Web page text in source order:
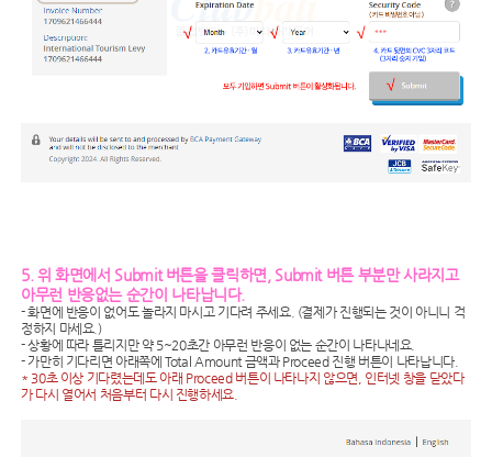
5. 위 화면에서 Submit 버튼을 클릭하면, Submit 버튼 부분만 사라지고
아무런 반응없는 순간이 나타납니다.
- 화면에 반응이 없어도 놀라지 마시고 기다려 주세요. (결제가 진행되는 것이 아니니 걱
정하지 마세요.)
- 상황에 따라 틀리지만 약 5~20초간 아무런 반응이 없는 순간이 나타나네요.
- 가만히 기다리면 아래쪽에 Total Amount 금액과 Proceed 진행 버튼이 나타납니다.
* 30초 이상 기다렸는데도 아래 Proceed 버튼이 나타나지 않으면, 인터넷 창을 닫았다
가 다시 열어서 처음부터 다시 진행하세요.